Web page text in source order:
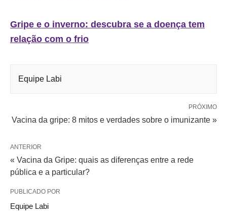
Gripe e o inverno: descubra se a doença tem
relação com o frio
Equipe Labi
PRÓXIMO
Vacina da gripe: 8 mitos e verdades sobre o imunizante »
ANTERIOR
« Vacina da Gripe: quais as diferenças entre a rede
pública e a particular?
PUBLICADO POR
Equipe Labi